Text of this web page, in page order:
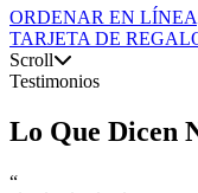
ORDENAR EN LÍNEA
TARJETA DE
Scroll
Testimonios
Lo Que Dicen
“